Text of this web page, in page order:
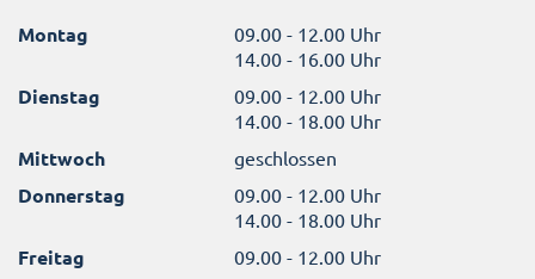
Montag
09.00 - 12.00 Uhr
14.00 - 16.00 Uhr
Dienstag
09.00 - 12.00 Uhr
14.00 - 18.00 Uhr
Mittwoch geschlossen
Donnerstag
09.00 - 12.00 Uhr
14.00 - 18.00 Uhr
Freitag 09.00 - 12.00 Uhr